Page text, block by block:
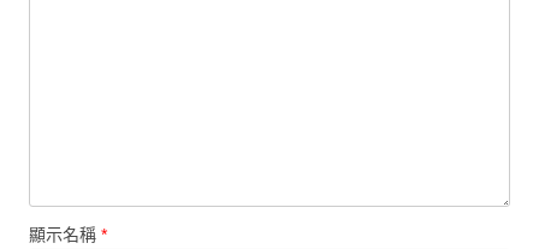
顯示名稱 *